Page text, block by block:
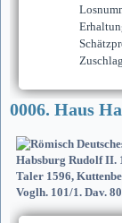
0006. Haus